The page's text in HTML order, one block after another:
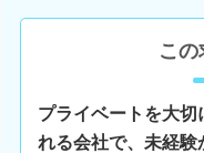
この
プライベートを大切
れる会社で、未経験